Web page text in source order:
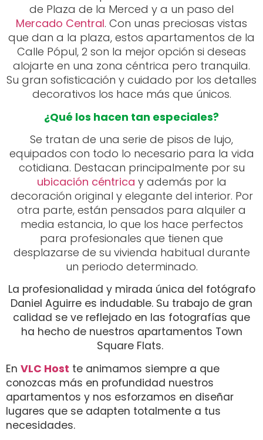
de Plaza de la Merced y a un paso del
Mercado Central. Con unas preciosas vistas
que dan a la plaza, estos apartamentos de la
Calle Pópul, 2 son la mejor opción si deseas
alojarte en una zona céntrica pero tranquila.
Su gran sofisticación y cuidado por los detalles
decorativos los hace más que únicos.
¿Qué los hacen tan especiales?
Se tratan de una serie de pisos de lujo,
equipados con todo lo necesario para la vida
cotidiana. Destacan principalmente por su
ubicación céntrica y además por la
decoración original y elegante del interior. Por
otra parte, están pensados para alquiler a
media estancia, lo que los hace perfectos
para profesionales que tienen que
desplazarse de su vivienda habitual durante
un periodo determinado.
La profesionalidad y mirada única del fotógrafo
Daniel Aguirre es indudable. Su trabajo de gran
calidad se ve reflejado en las fotografías que
ha hecho de nuestros apartamentos Town
Square Flats.
En VLC Host te animamos siempre a que
conozcas más en profundidad nuestros
apartamentos y nos esforzamos en diseñar
lugares que se adapten totalmente a tus
necesidades.